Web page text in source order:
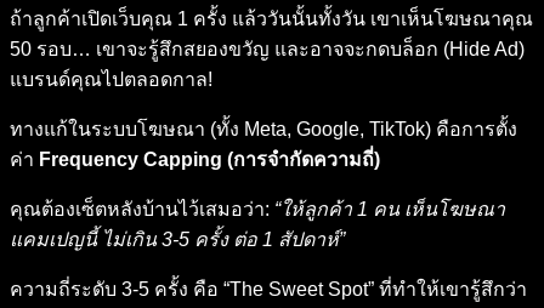
ถ้าลูกค้าเปิดเว็บคุณ 1 ครั้ง แล้ววันนั้นทั้งวัน เขาเห็นโฆษณาคุณ
50 รอบ… เขาจะรู้สึกสยองขวัญ และอาจจะกดบล็อก (Hide Ad)
แบรนด์คุณไปตลอดกาล!
ทางแก้ในระบบโฆษณา (ทั้ง Meta, Google, TikTok) คือการตั้ง
ค่า Frequency Capping (การจำกัดความถี่)
คุณต้องเซ็ตหลังบ้านไว้เสมอว่า: “ให้ลูกค้า 1 คน เห็นโฆษณา
แคมเปญนี้ ไม่เกิน 3-5 ครั้ง ต่อ 1 สัปดาห์”
ความถี่ระดับ 3-5 ครั้ง คือ “The Sweet Spot” ที่ทำให้เขารู้สึกว่า